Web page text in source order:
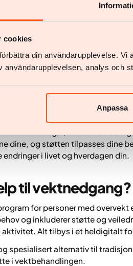
cookies
din användarupplevelse. Vi
användarupplevelsen, analys och
Anpassa
del av
hånd og profesjonelt støttet
kontakt med autorisert
ved behov og få støtte ved
Oppfølging bidrar også til økt
helsen, og gir rom for
team av leger, kliniske
dine, og støtten tilpasses dine
i livet og hverdagen din.
til vektnedgang?
for personer med overvekt
og inkluderer støtte og
aktivitet. Alt tilbys i et heldigitalt
spesialisert alternativ til
i vektbehandlingen.